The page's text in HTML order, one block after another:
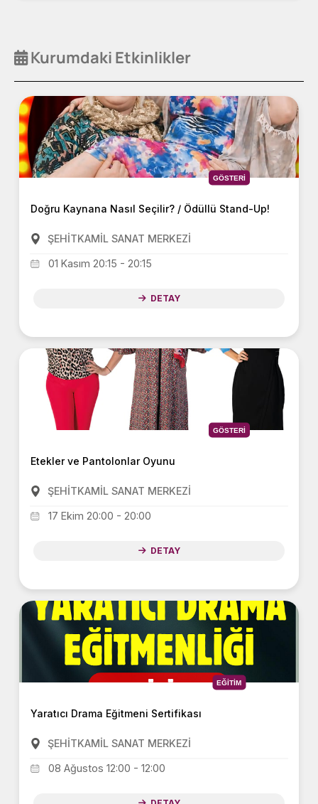
Kurumdaki Etkinlikler
GÖSTERI
Doğru Kaynana Nasıl Seçilir? / Ödüllü Stand-Up!
ŞEHİTKAMİL SANAT MERKEZİ
01 Kasım 20:15 - 20:15
DETAY
GÖSTERI
Etekler ve Pantolonlar Oyunu
ŞEHİTKAMİL SANAT MERKEZİ
17 Ekim 20:00 - 20:00
DETAY
EĞİTİM
Yaratıcı Drama Eğitmeni Sertifikası
ŞEHİTKAMİL SANAT MERKEZİ
08 Ağustos 12:00 - 12:00